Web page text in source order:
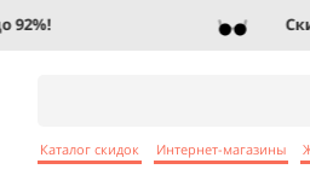
Каталог скидок Интернет-магазины